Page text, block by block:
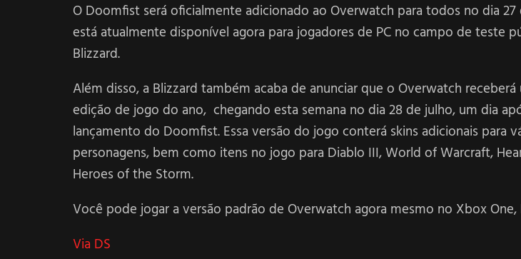
O Doomfist será oficialmente adicionado ao Overwatch para todos no dia 27
está atualmente disponível agora para jogadores de PC no campo de teste
Blizzard.
Além disso, a Blizzard também acaba de anunciar que o Overwatch receberá
edição de jogo do ano, chegando esta semana no dia 28 de julho, um dia
lançamento do Doomfist. Essa versão do jogo conterá skins adicionais para
personagens, bem como itens no jogo para Diablo III, World of Warcraft,
Heroes of the Storm.
Você pode jogar a versão padrão de Overwatch agora mesmo no Xbox One,
Via DS